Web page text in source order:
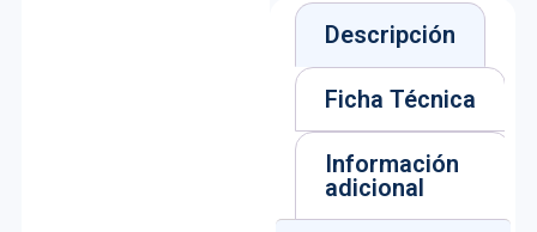
Descripción
Ficha Técnica
Información
adicional